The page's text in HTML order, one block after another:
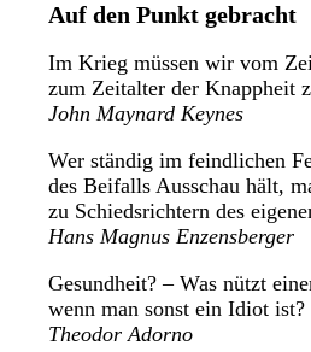
Auf den Punkt gebracht
Im Krieg müssen wir vom
zum Zeitalter der Knappheit
John Maynard Keynes
Wer ständig im feindlichen
des Beifalls Ausschau hält,
zu Schiedsrichtern des
Hans Magnus Enzensberger
Gesundheit? – Was nützt
wenn man sonst ein Idiot ist?
Theodor Adorno